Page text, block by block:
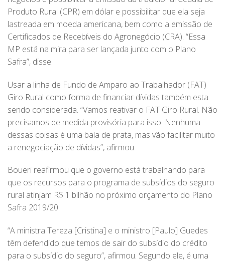
Produto Rural (CPR) em dólar e possibilitar que ela seja
lastreada em moeda americana, bem como a emissão de
Certificados de Recebíveis do Agronegócio (CRA). “Essa
MP está na mira para ser lançada junto com o Plano
Safra”, disse.
Usar a linha de Fundo de Amparo ao Trabalhador (FAT)
Giro Rural como forma de financiar dívidas também esta
sendo considerada. “Vamos reativar o FAT Giro Rural. Não
precisamos de medida provisória para isso. Nenhuma
dessas coisas é uma bala de prata, mas vão facilitar muito
a renegociação de dívidas”, afirmou.
Boueri reafirmou que o governo está trabalhando para
que os recursos para o programa de subsídios do seguro
rural atinjam R$ 1 bilhão no próximo orçamento do Plano
Safra 2019/20.
“A ministra Tereza [Cristina] e o ministro [Paulo] Guedes
têm defendido que temos de sair do subsídio do crédito
para o subsídio do seguro”, afirmou. Segundo ele, é uma